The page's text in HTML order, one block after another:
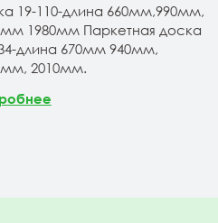
19-110-длина 660мм,990мм,
1980мм Паркетная доска
длина 670мм 940мм,
2010мм.